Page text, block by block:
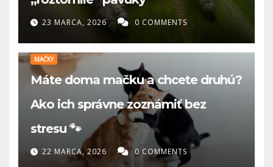
23 MARCA, 2026 0 COMMENTS
MAČKY
Máte doma mačku a chcete druhú?
Ako ich správne zoznámiť bez
stresu 🐾
22 MARCA, 2026 0 COMMENTS